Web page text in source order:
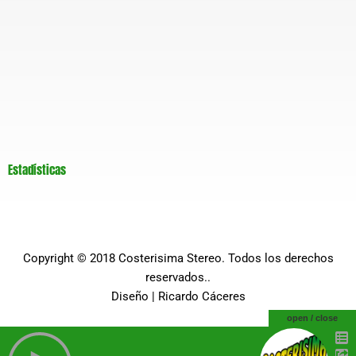
Estadísticas
Copyright © 2018 Costerisima Stereo. Todos los derechos
reservados..
Diseño | Ricardo Cáceres
open / close